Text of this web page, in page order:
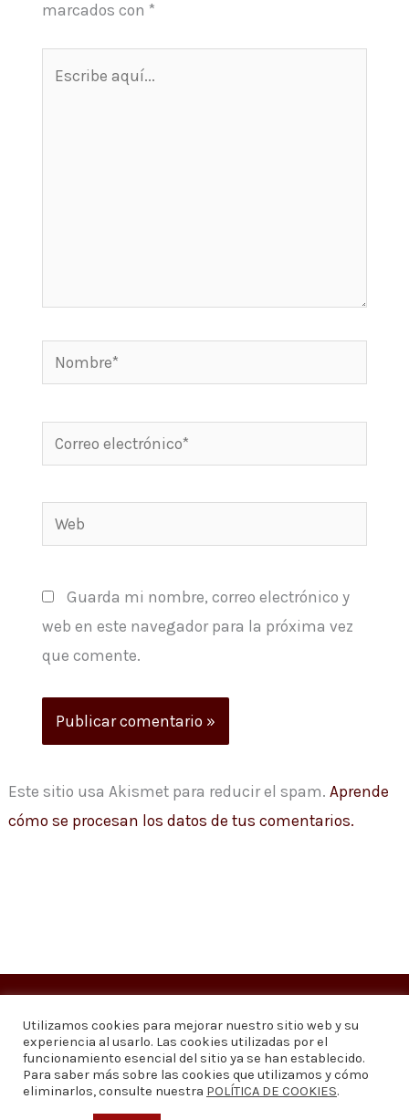
marcados con *
Nombre*
Correo
electrónico*
Web
Guarda mi nombre, correo electrónico y
web en este navegador para la próxima vez
que comente.
Este sitio usa Akismet para reducir el spam.Aprende
cómo se procesan los datos de tus comentarios.
Copyright © 2026Visión 20/20 Noticias
Visión 20/20 Noticias - Edición 1.095
Contáctenos
Quiénes somos
Utilizamos cookies para mejorar nuestro sitio web y su
experiencia al usarlo. Las cookies utilizadas por el
funcionamiento esencial del sitio ya se han establecido.
Para saber más sobre las cookies que utilizamos y cómo
eliminarlos, consulte nuestra POLÍTICA DE COOKIES.